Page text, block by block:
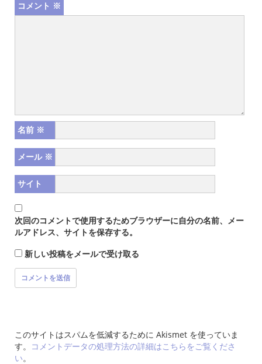
コメント ※
名前 ※
メール ※
サイト
次回のコメントで使用するためブラウザーに自分の名前、メー
ルアドレス、サイトを保存する。
新しい投稿をメールで受け取る
このサイトはスパムを低減するために Akismet を使っていま
す。 コメントデータの処理方法の詳細はこちらをご覧くださ
い。